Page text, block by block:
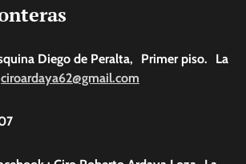
Diego de Peralta, Primer piso. La
ciroardaya62@gmail.com